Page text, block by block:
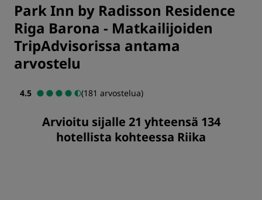
Park Inn by Radisson Residence
Riga Barona - Matkailijoiden
TripAdvisorissa antama
arvostelu
4.5 (181 arvostelua)
Arvioitu sijalle 21 yhteensä 134
hotellista kohteessa Riika